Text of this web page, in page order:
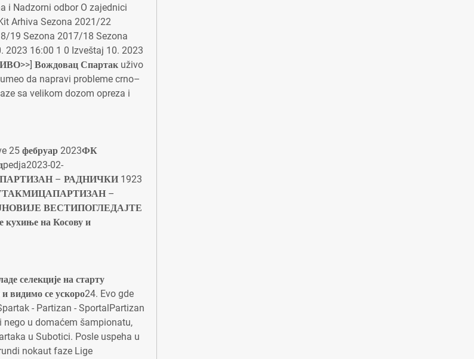
i Nadzorni odbor O zajednici
Arhiva Sezona 2021/22
19 Sezona 2017/18 Sezona
2023 16:00 1 0 Izveštaj 10. 2023
Вождовац Спартак uživo
da napravi probleme crno–
sa velikom dozom opreza i
25 фебруар 2023ФК
02-
– РАДНИЧКИ 1923
УТАКМИЦАПАРТИЗАН –
ВЕСТИПОГЛЕДАЈТЕ
на Косову и
селекције на старту
видимо се ускоро24. Evo gde
- Partizan - SportalPartizan
nego u domaćem šampionatu,
u Subotici. Posle uspeha u
nokaut faze Lige